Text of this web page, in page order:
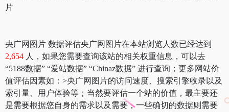
片
央广网图片 数据评估央广网图片在本站浏览人数已经达到
2,654 人，如果您需要查询该站的相关权重信息，可以去
“5188数据” “爱站数据” “Chinaz数据” 进行查询；更多网站价
值评估因素如：>央广网图片的访问速度、搜索引擎收录以及
索引量、用户体验等；当然要评估一个站的价值，最主要还
是需要根据您自身的需求以及需要，一些确切的数据则需要